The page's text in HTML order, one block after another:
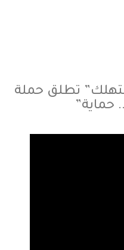
تطلق حملة
حماية”